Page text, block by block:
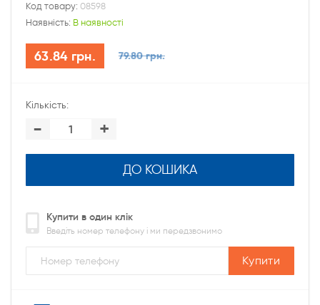
Код товару: 08598
Наявність: В наявності
63.84 грн. 79.80 грн.
Кількість:
- +
ДО КОШИКА
Купити в один клік
Введіть номер телефону і ми передзвонимо
Купити